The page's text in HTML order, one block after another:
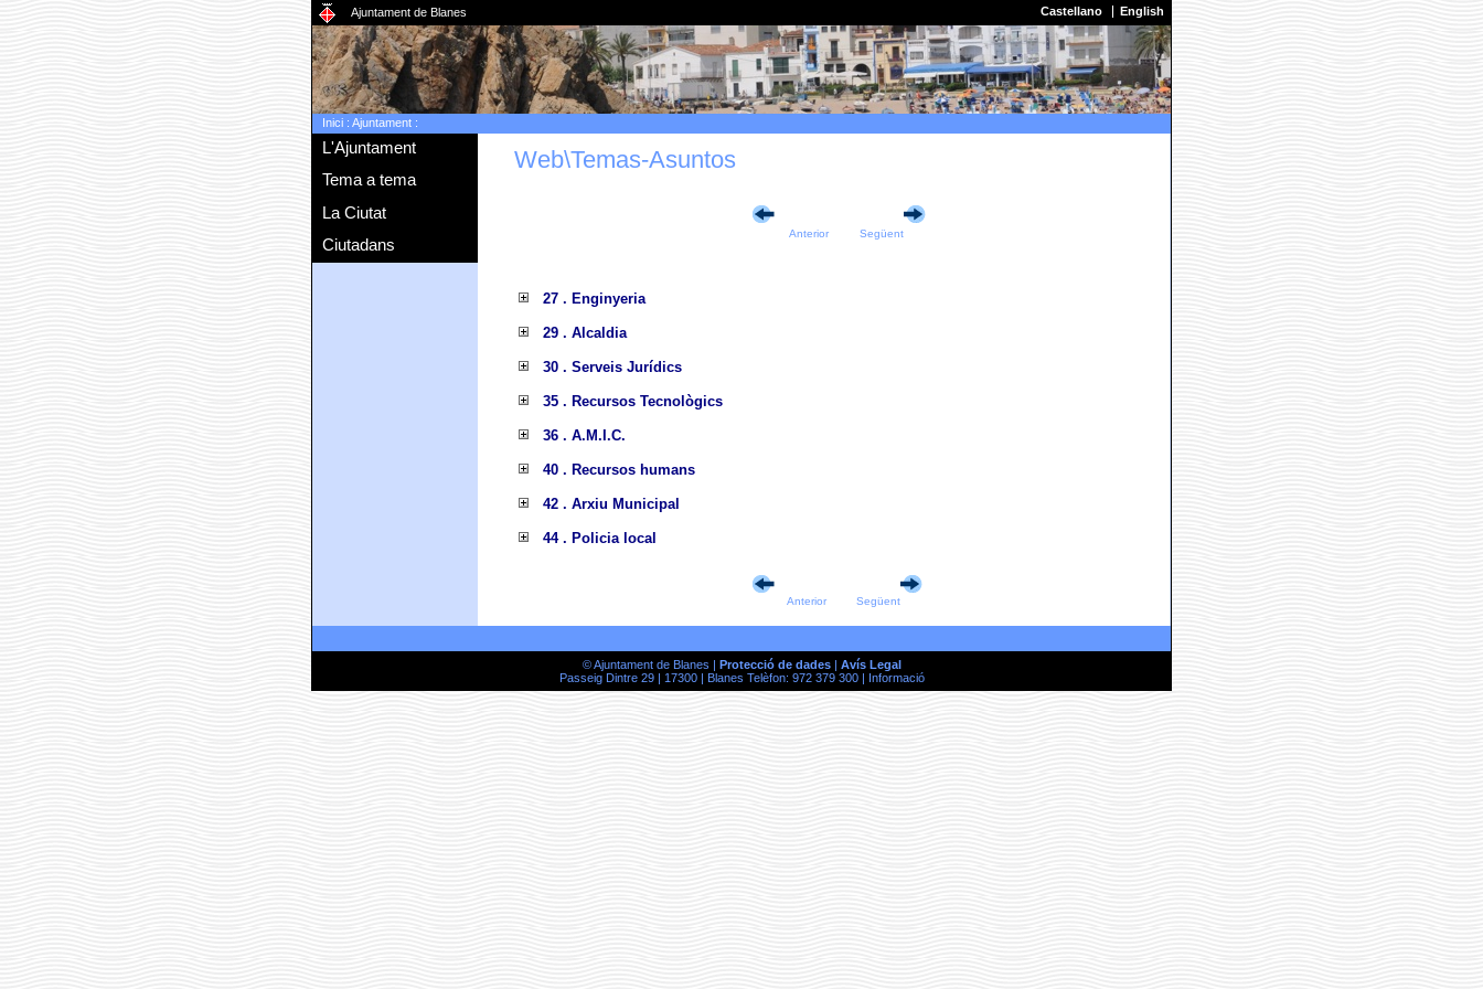
Ajuntament de Blanes Castellano English
Inici: Ajuntament:
L'Ajuntament
Tema a tema
La Ciutat
Ciutadans
Web\Temas-Asuntos
Anterior Següent
27 . Enginyeria
29 . Alcaldia
30 . Serveis Jurídics
35 . Recursos Tecnològics
36 . A.M.I.C.
40 . Recursos humans
42 . Arxiu Municipal
44 . Policia local
Anterior Següent
© Ajuntament de Blanes | Protecció de dades| Avís Legal
Passeig Dintre 29 | 17300 | Blanes Telèfon: 972 379 300 | Informació